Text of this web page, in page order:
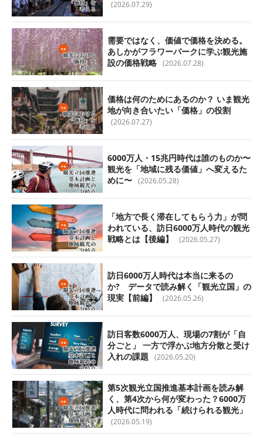
(2026.07.29)
需要ではなく、価値で価格を決める。
あしかがフラワーパークに学ぶ観光施
設の価格戦略 (2026.07.28)
価格は何のためにあるのか？ いま観光
地が向き合いたい「価格」の役割
(2026.07.27)
6000万人・15兆円時代は誰のものか〜
観光を「地域に残る価値」へ変えるた
めに〜 (2026.05.28)
「地方で長く滞在してもらう力」が問
われている、訪日6000万人時代の観光
戦略とは【後編】
(2026.05.27)
訪日6000万人時代は本当に来るの
か? データで読み解く「観光立国」の
現実【前編】
(2026.05.26)
訪日客数6000万人、現場の7割が「自
分ごと」 一方で浮かぶ地方分散と受け
入れの課題
(2026.05.20)
第5次観光立国推進基本計画を読み解
く、第4次から何が変わった？6000万
人時代に問われる「続けられる観光」
(2026.05.19)